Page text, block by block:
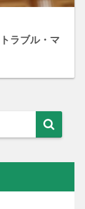
ラブル・マ